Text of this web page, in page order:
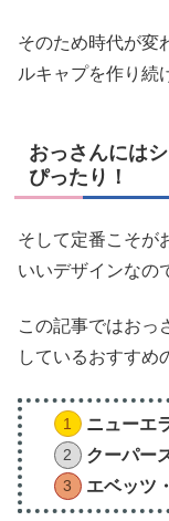
そのため時代が変
ルキャプを作り続
おっさんには
ぴったり！
そして定番こそが
いいデザインなの
この記事ではおっ
しているおすすめ
ニューエ
クーパー
エベッツ